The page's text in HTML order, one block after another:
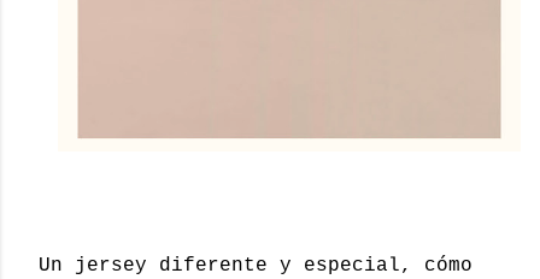
Un jersey diferente y especial, cómo